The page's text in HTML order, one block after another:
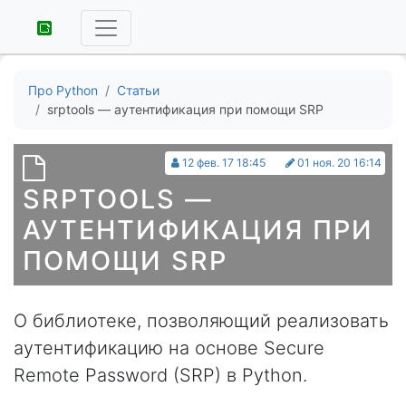
Про Python
Статьи
srptools — аутентификация при помощи SRP
12 фев. 17 18:45 01 ноя. 20 16:14
SRPTOOLS —
АУТЕНТИФИКАЦИЯ ПРИ
ПОМОЩИ SRP
О библиотеке, позволяющий реализовать
аутентификацию на основе Secure
Remote Password (SRP) в Python.